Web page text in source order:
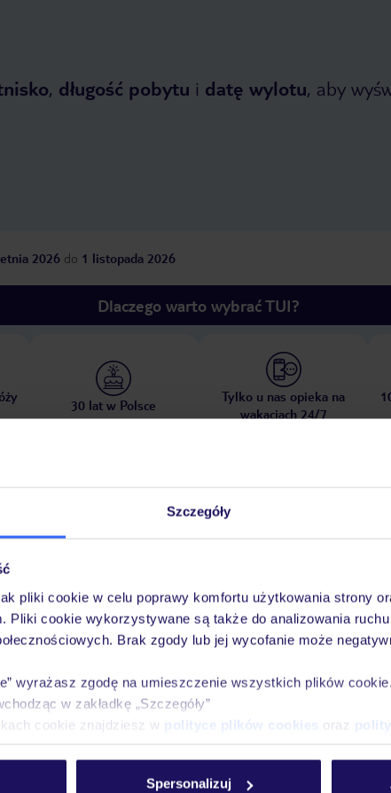
Szczegóły
pliki cookie w celu poprawy komfortu użytkowania strony
Pliki cookie wykorzystywane są także do analizowania
Brak zgody lub jej wycofanie może
wyrażasz zgodę na umieszczenie wszystkich plików
w zakładkę „Szczegóły”
cookie znajdziesz w polityce plików cookies oraz
Spersonalizuj
, długość pobytu i datę wylotu, aby
2026 do 1 listopada 2026
Dlaczego warto wybrać TUI?
30 lat w Polsce
Tylko u nas opieka na
wakacjach 24/7
Wyżywienie
Playa Del Delta, 3,5 km od piaszczystej plaży Cala Blava oraz ok. 6
zjeżdżalnie menu dla niemowląt
wysokie krzesełka dla
i zabaw plac zabaw
basen: podgrzewany: październik - maj aquapark: nowy, w cenie
- maj ręczniki: wymagana kaucja